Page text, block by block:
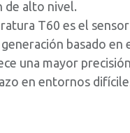
de alto nivel.
T60 es el
basado en
una mayor
en entornos